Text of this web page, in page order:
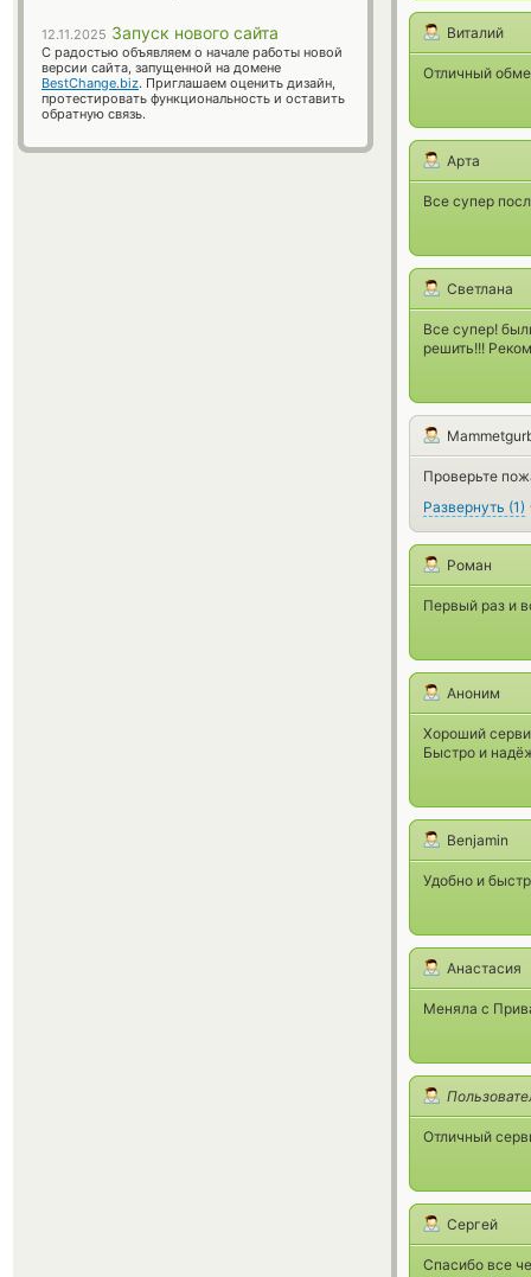
Виталий
Отличный
Арта
Все супер
Светлана
Все супер!
решить!!!
Проверьте
Развернуть (1)
Роман
Первый раз и
Аноним
Хороший
Быстро и
Benjamin
Удобно и
Анастасия
Меняла с
Отличный
Сергей
Спасибо все
12.11.2025 Запуск нового сайта
С радостью объявляем о начале работы новой
версии сайта, запущенной на домене
BestChange.biz. Приглашаем оценить дизайн,
протестировать функциональность и оставить
обратную связь.